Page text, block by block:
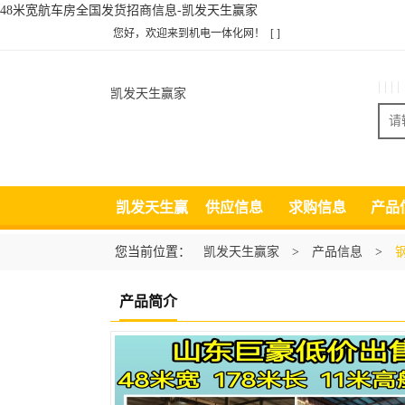
48米宽航车房全国发货招商信息-凯发天生赢家
您好，欢迎来到机电一体化网！ [ ]
凯发天生赢家
凯发天生赢
家
供应信息 求购信息 产品
您当前位置： 凯发天生赢家 > 产品信息 >
产品简介